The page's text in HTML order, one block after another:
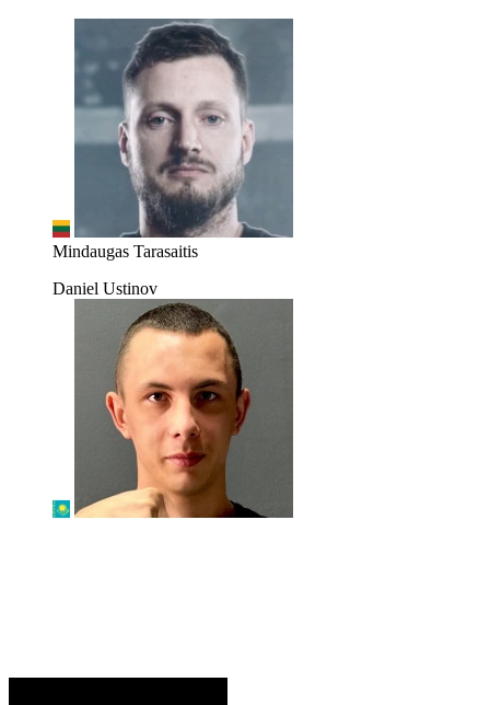
Mindaugas Tarasaitis
Daniel Ustinov